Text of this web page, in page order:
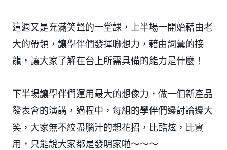
這週又是充滿笑聲的一堂課，上半場一開始藉由老
大的帶領，讓學伴們發揮聯想力，藉由詞彙的接
龍，讓大家了解在台上所需具備的能力是什麼！
下半場讓學伴們運用最大的想像力，做一個新產品
發表會的演講，過程中，每組的學伴們邊討論邊大
笑，大家無不絞盡腦汁的想花招，比酷炫，比實
用，只能說大家都是發明家啦～～～